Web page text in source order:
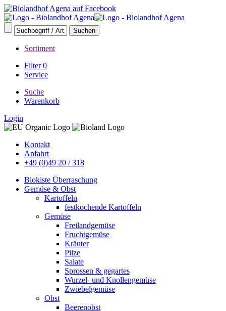
Sortiment
Filter 0
Service
Suche
Warenkorb
Login
Kontakt
Anfahrt
+49 (0)49 20 / 318
Biokiste Überraschung
Gemüse & Obst
Kartoffeln
festkochende Kartoffeln
Gemüse
Freilandgemüse
Fruchtgemüse
Kräuter
Pilze
Salate
Sprossen & gegartes
Wurzel- und Knollengemüse
Zwiebelgemüse
Obst
Beerenobst